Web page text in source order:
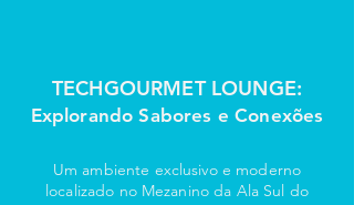
TECHGOURMET LOUNGE:
Explorando Sabores e Conexões
Um ambiente exclusivo e moderno
localizado no Mezanino da Ala Sul do